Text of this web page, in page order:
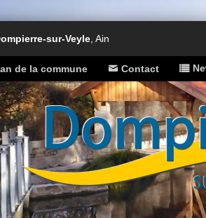
sur-Veyle , Ain
de la commune Contact